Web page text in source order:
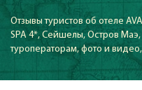
Отзывы туристов об отеле
SPA 4*, Сейшелы, Остров
туроператорам, фото и